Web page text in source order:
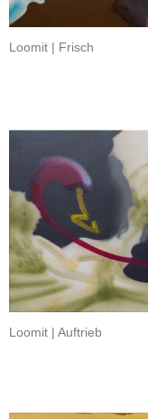
Loomit | Frisch
Loomit | Auftrieb